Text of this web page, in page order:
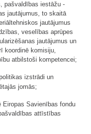
pašvaldības iestāžu -
jautājumus, to skaitā
jautājumus
veselības aprūpes
jautājumus un
koordinē komisiju,
atbilstoši kompetencei;
izstrādi un
jomās;
Eiropas Savienības fondu
attīstības